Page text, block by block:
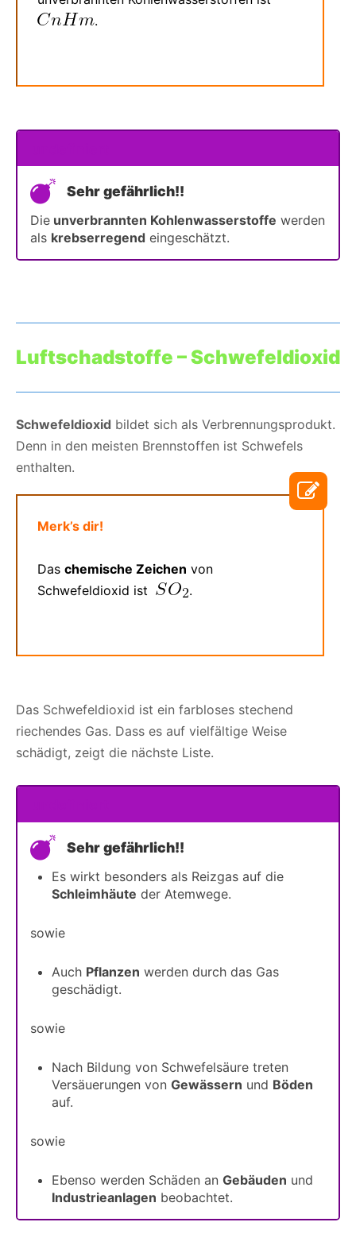
.
Sehr gefährlich!!
Die unverbrannten Kohlenwasserstoffe werden
als krebserregend eingeschätzt.
Luftschadstoffe –Schwefeldioxid
Schwefeldioxid bildet sich als Verbrennungsprodukt.
Denn in den meisten Brennstoffen ist Schwefels
enthalten.
Merk’s dir!
Das chemische Zeichen von
Schwefeldioxid ist
.
Das Schwefeldioxid ist ein farbloses stechend
riechendes Gas. Dass es auf vielfältige Weise
schädigt, zeigt die nächste Liste.
Sehr gefährlich!!
Es wirkt besonders als Reizgas auf die
Schleimhäute der Atemwege.
sowie
Auch Pflanzen werden durch das Gas
geschädigt.
sowie
Nach Bildung von Schwefelsäure treten
Versäuerungen von Gewässern und Böden
auf.
sowie
Ebenso werden Schäden an Gebäuden und
Industrieanlagen beobachtet.